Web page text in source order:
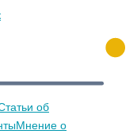
об
Мнение о